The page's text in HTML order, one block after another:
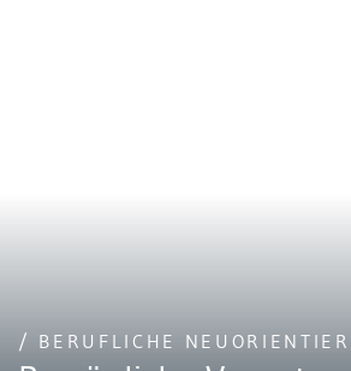
/ BERUFLICHE